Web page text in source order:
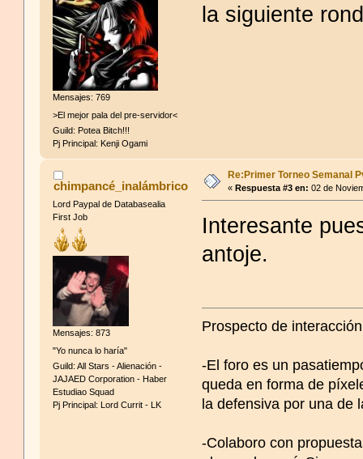
El Atroce es a Xatiya lo
El Champion es a
Evil Snake es a Xatiya
Mensajes: 769
>El mejor pala del pre-servidor<
Guild: Potea Bitch!!!
Pj Principal: Kenji Ogami
la siguiente
chimpancé_inalámbrico
Lord Paypal de Databasealia
First Job
Mensajes: 873
"Yo nunca lo haría"
Guild: All Stars - Alienación -
JAJAED Corporation - Haber
Estudiao Squad
Pj Principal: Lord Currit - LK
Re:Primer Torneo Semanal
«Respuesta #3 en: 02 de
Interesante
antoje.
Prospecto de
-El foro es un
queda en forma de
la defensiva por una de
-Colaboro con